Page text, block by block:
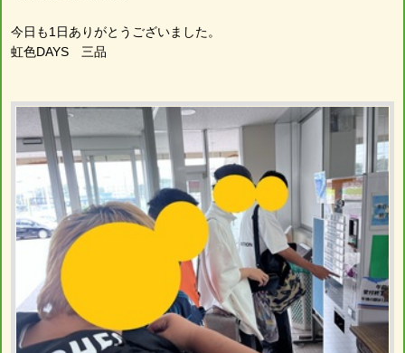
今日も1日ありがとうございました。
虹色DAYS 三品